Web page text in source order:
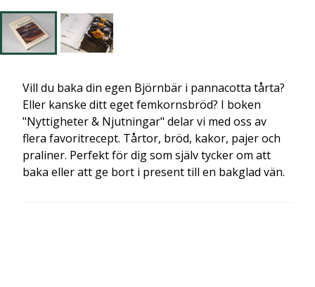
Vill du baka din egen Björnbär i pannacotta tårta?
Eller kanske ditt eget femkornsbröd? I boken
"Nyttigheter & Njutningar" delar vi med oss av
flera favoritrecept. Tårtor, bröd, kakor, pajer och
praliner. Perfekt för dig som själv tycker om att
baka eller att ge bort i present till en bakglad vän.